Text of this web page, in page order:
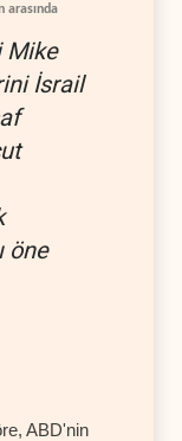
arasında
Mike
İsrail
öne
ABD'nin